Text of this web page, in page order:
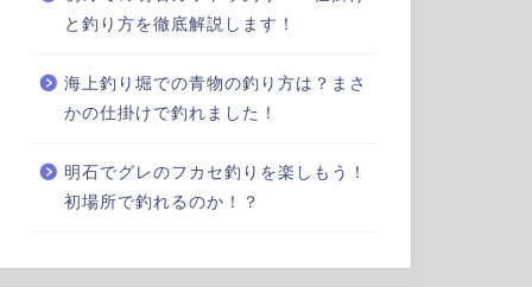
と釣り方を徹底解説します！
海上釣り堀での青物の釣り方は？まさ
かの仕掛けで釣れました！
明石でグレのフカセ釣りを楽しもう！
初場所で釣れるのか！？